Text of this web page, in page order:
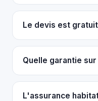
Le devis est
Quelle garantie
L'assurance